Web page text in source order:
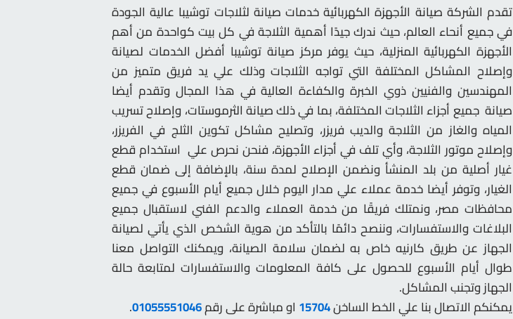
تقدم الشركة صيانة الأجهزة الكهربائية خدمات صيانة لثلاجات توشيبا عالية الجودة
في جميع أنحاء العالم، حيث ندرك جيدًا أهمية الثلاجة في كل بيت كواحدة من أهم
الأجهزة الكهربائية المنزلية، حيث يوفر مركز صيانة توشيبا أفضل الخدمات لصيانة
وإصلاح المشاكل المختلفة التي تواجه الثلاجات وذلك علي يد فريق متميز من
المهندسين والفنيين ذوي الخبرة والكفاءة العالية في هذا المجال وتقدم أيضا
صيانة جميع أجزاء الثلاجات المختلفة، بما في ذلك صيانة الثرموستات، وإصلاح تسريب
المياه والغاز من الثلاجة والديب فريزر، وتصليح مشاكل تكوين الثلج في الفريزر،
وإصلاح موتور الثلاجة، وأي تلف في أجزاء الأجهزة، فنحن نحرص علي استخدام قطع
غيار أصلية من بلد المنشأ ونضمن الإصلاح لمدة سنة، بالإضافة إلى ضمان قطع
الغيار، وتوفر أيضا خدمة عملاء علي مدار اليوم خلال جميع أيام الأسبوع في جميع
محافظات مصر، ونمتلك فريقًا من خدمة العملاء والدعم الفني لاستقبال جميع
البلاغات والاستفسارات، وننصح دائمًا بالتأكد من هوية الشخص الذي يأتي لصيانة
الجهاز عن طريق كارنيه خاص به لضمان سلامة الصيانة، ويمكنك التواصل معنا
طوال أيام الأسبوع للحصول على كافة المعلومات والاستفسارات لمتابعة حالة
الجهاز وتجنب المشاكل.
يمكنكم الاتصال بنا علي الخط الساخن15704 او مباشرة على رقم01055551046
.